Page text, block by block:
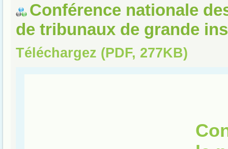
Conférence nationale
de tribunaux de grande
Téléchargez (PDF, 277KB)